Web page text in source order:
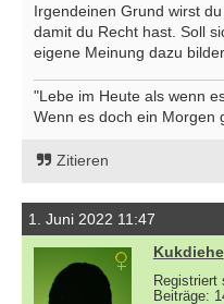
Irgendeinen Grund wirst
damit du Recht hast. Soll
eigene Meinung dazu
"Lebe im Heute als wenn
Wenn es doch ein Morgen
Zitieren
1. Juni 2022 11:47
Kukdiehe
Registriert
Beiträge: